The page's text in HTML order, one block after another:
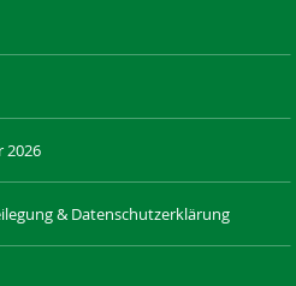
2026
& Datenschutzerklärung